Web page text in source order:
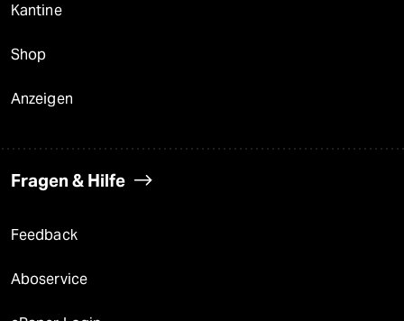
Kantine
Shop
Anzeigen
Fragen & Hilfe
Feedback
Aboservice